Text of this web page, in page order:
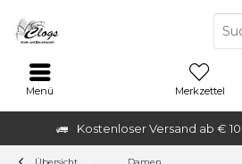
Kostenloser Versand ab €
Menü Merkzettel